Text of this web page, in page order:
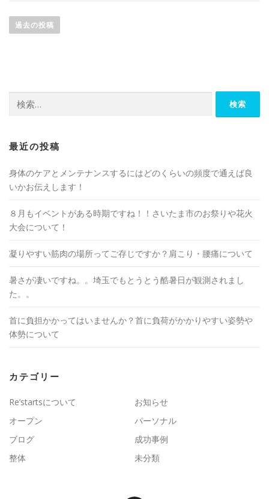
稿
シ
過去の投稿
索:
最近の投稿
身体のケアとメンテナンスするにはどのくらいの頻度で通えば良
いかお伝えします！
８月もイベントがある時期ですね！！さいたま市のお祭りや花火
大会について！
凝りやすい筋肉の場所ってご存じですか？肩こり・腰痛について
暑さが凄いですね。。埼玉でもとうとう酷暑日が観測されまし
た。。
首に負担かかってはいませんか？首に負荷がかかりやすい姿勢や
体勢について
カテゴリー
Re’startsについて
お知らせ
オープン
パーソナル
ブログ
成功事例
整体
未分類